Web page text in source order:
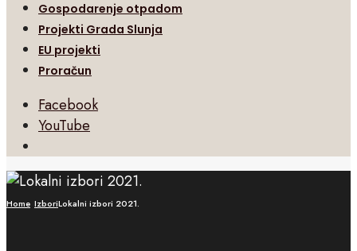
Gospodarenje otpadom
Projekti Grada Slunja
EU projekti
Proračun
Facebook
YouTube
Search
Window
Home IzboriLokalni izbori 2021.